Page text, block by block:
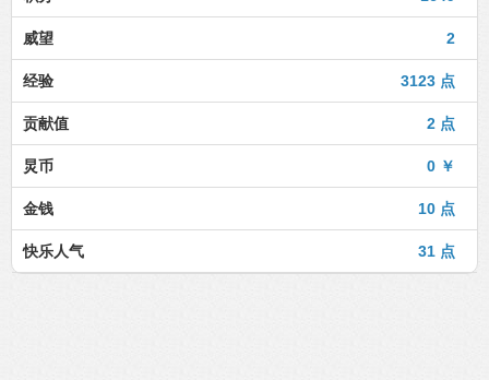
2
威望
3123 点
经验
2 点
贡献值
0 ￥
炅币
10 点
金钱
31 点
快乐人气